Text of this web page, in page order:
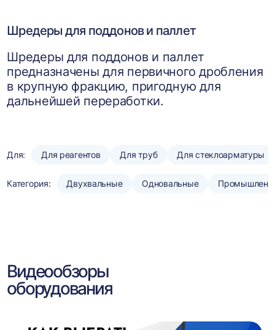
Шредеры для поддонов и паллет
Шредеры для поддонов и паллет
предназначены для первичного дробления
в крупную фракцию, пригодную для
дальнейшей переработки.
Для: Для реагентов Для труб Для стеклоарматуры
Категория: Двухвальные Одновальные
Видеообзоры
оборудования